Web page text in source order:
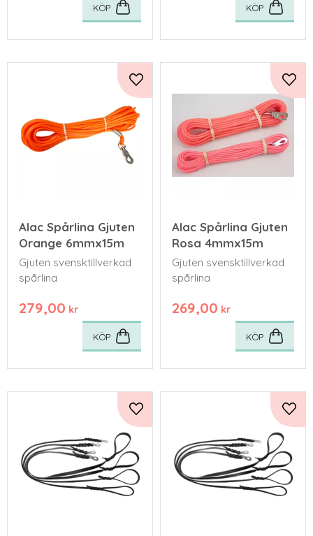
KÖP KÖP
Alac Spårlina Gjuten
Orange 6mmx15m
Gjuten svensktillverkad
spårlina
279,00 kr
Lägg till i favoriter
KÖP
Alac Spårlina Gjuten
Rosa 4mmx15m
Gjuten svensktillverkad
spårlina
269,00 kr
KÖP
Lägg till i favoriter